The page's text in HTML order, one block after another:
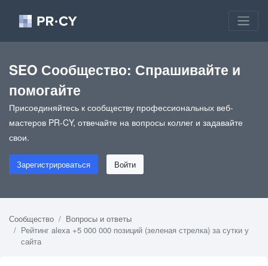
SEO Сообщество: Спрашивайте и
помогайте
Присоединяйтесь к сообществу профессиональных веб-
мастеров PR-CY, отвечайте на вопросы коллег и задавайте
свои.
Зарегистрироваться Войти
Сообщество
Вопросы и ответы
Рейтинг alexa +5 000 000 позиций (зеленая стрелка) за сутки у
сайта